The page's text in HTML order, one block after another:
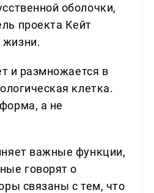
оболочки,
проекта Кейт
жизни.
и размножается в
клетка.
а не
важные функции,
говорят о
связаны с тем, что